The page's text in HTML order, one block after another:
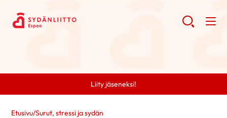
Liity jäseneksi!
Etusivu/Surut, stressi ja sydän